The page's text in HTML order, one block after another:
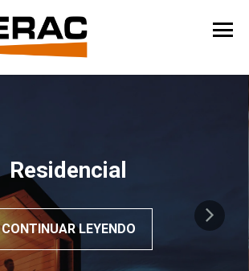
Residencial
CONTINUAR LEYENDO